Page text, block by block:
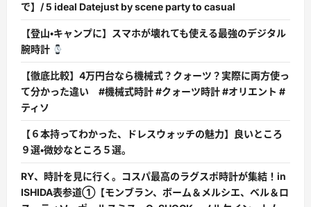
で】/ 5 ideal Datejust by scene party to casual
【登山・キャンプに】スマホが壊れても使える最強のデジタル
腕時計
【徹底比較】4万円台なら機械式？クォーツ？実際に両方使っ
て分かった違い #機械式時計 #クォーツ時計 #オリエント #
ティソ
【６本持ってわかった、ドレスウォッチの魅力】良いところ
９選・微妙なところ５選。
RY、時計を見に行く。コスパ最高のラグスポ時計が集結！in
ISHIDA表参道①【モンブラン、ボーム＆メルシエ、ベル＆ロ